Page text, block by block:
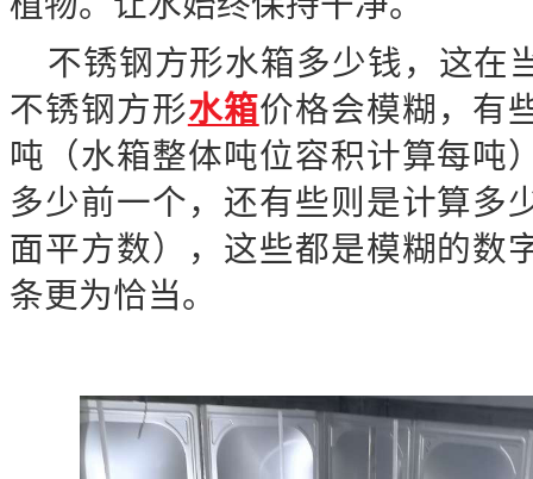
不锈钢方形水箱多少钱，这在
不锈钢方形水箱价格会模糊，有
吨（水箱整体吨位容积计算每吨
多少前一个，还有些则是计算多
面平方数），这些都是模糊的数
条更为恰当。